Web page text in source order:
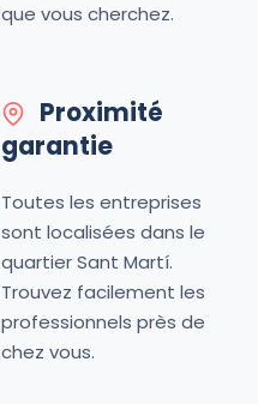
que vous cherchez.
Proximité
garantie
Toutes les entreprises
sont localisées dans le
quartier Sant Martí.
Trouvez facilement les
professionnels près de
chez vous.